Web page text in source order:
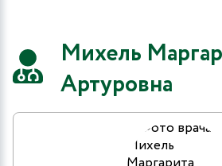
Михель
Артуровна